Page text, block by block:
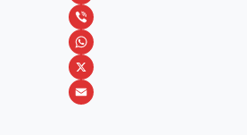
c
e
b
o
e
s
s
e
L
i
n
k
V
i
b
W
h
X